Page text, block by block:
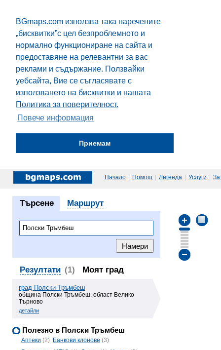
BGmaps.com използва така наречените
„бисквитки”с цел безпроблемното и
нормално функциониране на сайта и
предоставяне на релевантни за вас
реклами и съдържание. Ползвайки
уебсайта, Вие се съгласявате с
използването на бисквитки и нашата
Политика за поверителност.
Повече информация
Приемам
Начало | Помощ | Легенда | Услуги | За
Търсене Маршрут
Резултати (1) Моят град
град Полски Тръмбеш
община Полски Тръмбеш, област Велико
Търново
детайли
Полезно в Полски Тръмбеш
Аптеки (2) Банкови клонове (3)